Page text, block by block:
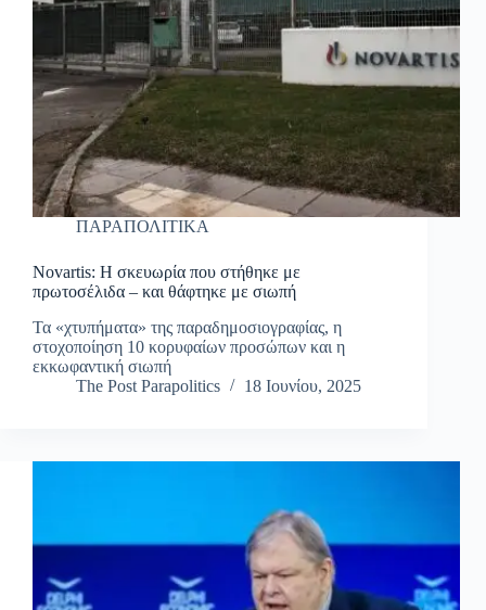
ΠΑΡΑΠΟΛΙΤΙΚΑ
Novartis: Η σκευωρία που στήθηκε με
πρωτοσέλιδα – και θάφτηκε με σιωπή
Τα «χτυπήματα» της παραδημοσιογραφίας, η
στοχοποίηση 10 κορυφαίων προσώπων και η
εκκωφαντική σιωπή
The Post Parapolitics
18 Ιουνίου, 2025